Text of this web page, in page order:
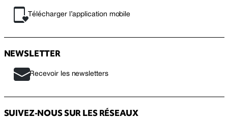
Télécharger l’application mobile
NEWSLETTER
Recevoir les newsletters
SUIVEZ-NOUS SUR LES RÉSEAUX